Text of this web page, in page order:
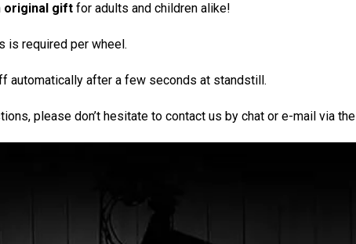
original gift for adults and children alike!
is required per wheel.
automatically after a few seconds at standstill.
please don’t hesitate to contact us by chat or e-mail via the